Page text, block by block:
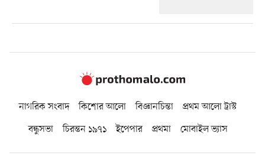
নাগরিক সংবাদ কিশোর আলো বিজ্ঞানচিন্তা
প্রথম আলো ট্রাস্ট
বন্ধুসভা
চিরন্তন ১৯৭১ ইপেপার প্রথমা মোবাইল ভ্যাস